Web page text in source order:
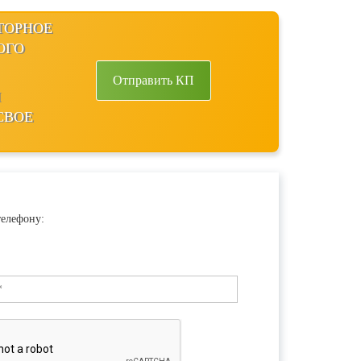
Отправить КП